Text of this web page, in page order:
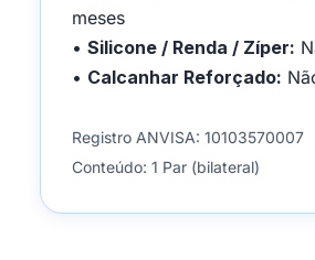
meses
• Silicone / Renda / Zíper:
• Calcanhar Reforçado:
Registro ANVISA: 10103570007
Conteúdo: 1 Par (bilateral)